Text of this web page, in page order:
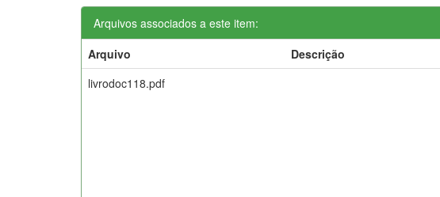
Arquivos associados a este item:
Arquivo
Descrição
livrodoc118.pdf